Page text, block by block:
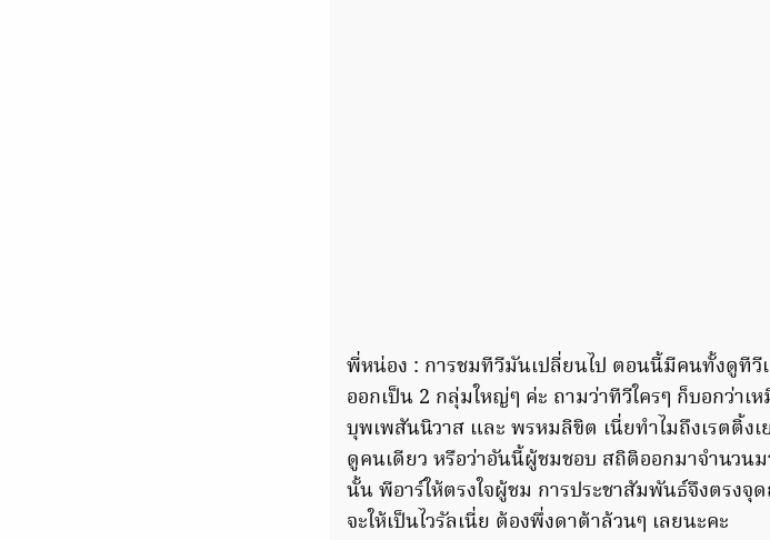
พี่หน่อง : การชมทีวีมันเปลี่ยนไป ตอนนี้มีคนทั้งดูทีวี
ออกเป็น 2 กลุ่มใหญ่ๆ ค่ะ ถามว่าทีวีใครๆ ก็บอกว่า
บุพเพสันนิวาส และ พรหมลิขิต เนี่ยทำไมถึงเรตติ้ง
ดูคนเดียว หรือว่าอันนี้ผู้ชมชอบ สถิติออกมาจำนวน
นั้น พีอาร์ให้ตรงใจผู้ชม การประชาสัมพันธ์จึงตรงจุ
จะให้เป็นไวรัลเนี่ย ต้องพึ่งดาต้าล้วนๆ เลยนะคะ